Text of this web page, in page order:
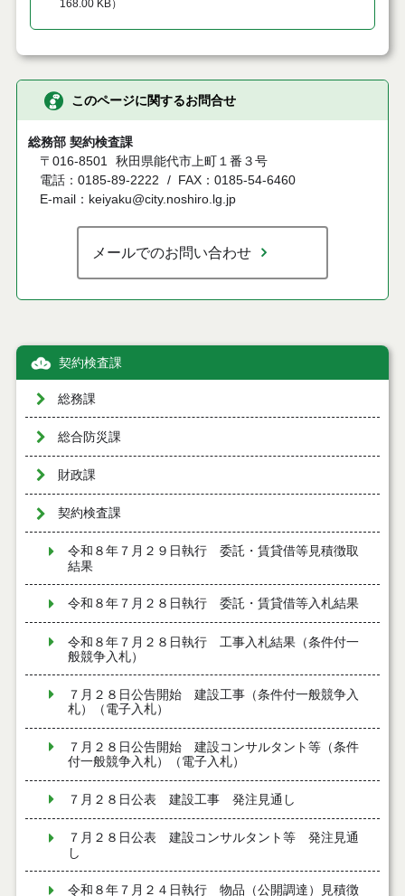
168.00 KB）
このページに関するお問合せ
総務部 契約検査課
〒016-8501 秋田県能代市上町１番３号
電話：0185-89-2222
FAX：0185-54-6460
E-mail：keiyaku@city.noshiro.lg.jp
メールでのお問い合わせ
契約検査課
総務課
総合防災課
財政課
契約検査課
令和８年７月２９日執行 委託・賃貸借等見積徴取
結果
令和８年７月２８日執行 委託・賃貸借等入札結果
令和８年７月２８日執行 工事入札結果（条件付一
般競争入札）
７月２８日公告開始 建設工事（条件付一般競争入
札）（電子入札）
７月２８日公告開始 建設コンサルタント等（条件
付一般競争入札）（電子入札）
７月２８日公表 建設工事 発注見通し
７月２８日公表 建設コンサルタント等 発注見通
し
令和８年７月２４日執行 物品（公開調達）見積徴